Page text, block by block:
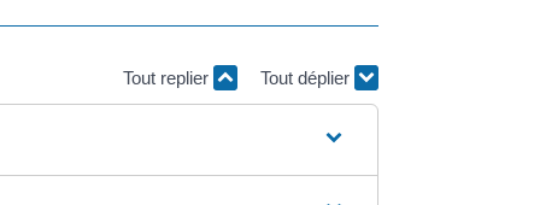
Tout replier Tout déplier